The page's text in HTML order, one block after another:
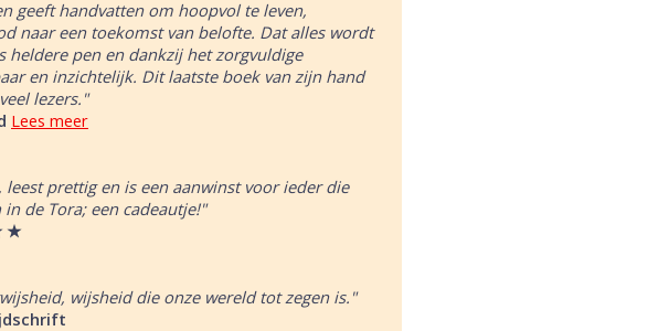
geeft handvatten om hoopvol te leven,
naar een toekomst van belofte. Dat alles wordt
heldere pen en dankzij het zorgvuldige
en inzichtelijk. Dit laatste boek van zijn hand
lezers."
Lees meer
leest prettig en is een aanwinst voor ieder die
de Tora; een cadeautje!"
★
wijsheid die onze wereld tot zegen is."